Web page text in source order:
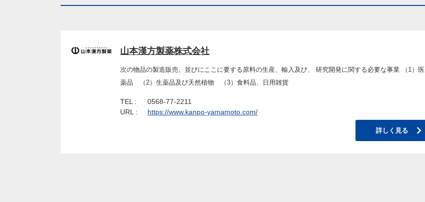
山本漢方製薬株式会社
次の物品の製造販売、並びにここに要する原料の生産、輸入及び、 研究開発に関する必要な事業 （1）医
薬品 （2）生薬品及び天然植物 （3）食料品、日用雑貨
TEL :
0568-77-2211
URL :
https://www.kanpo-yamamoto.com/
詳しく見る